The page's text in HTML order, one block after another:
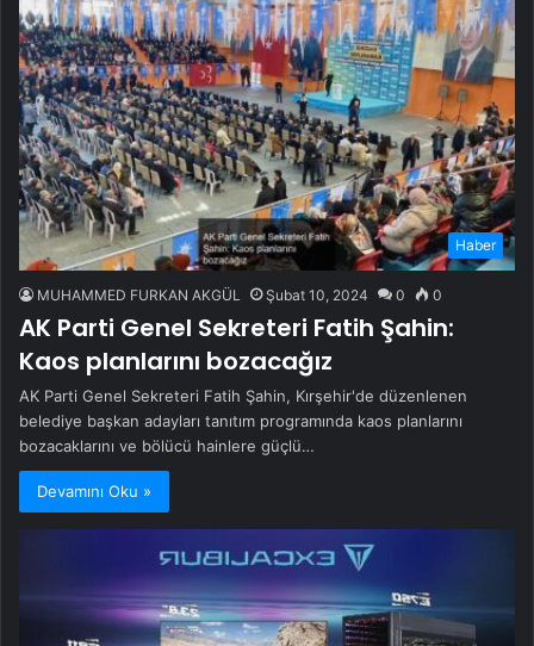
Haber
MUHAMMED FURKAN AKGÜL Şubat 10, 2024 0 0
AK Parti Genel Sekreteri Fatih Şahin:
Kaos planlarını bozacağız
AK Parti Genel Sekreteri Fatih Şahin, Kırşehir'de düzenlenen
belediye başkan adayları tanıtım programında kaos planlarını
bozacaklarını ve bölücü hainlere güçlü…
Devamını Oku »